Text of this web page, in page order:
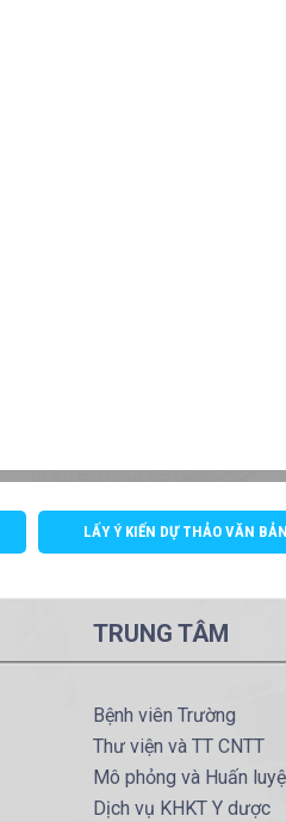
LẤY Ý KIẾN DỰ THẢO VĂN
TRUNG TÂM
Bệnh viên Trường
Thư viện và TT CNTT
Mô phỏng và Huấn
Dịch vụ KHKT Y dược